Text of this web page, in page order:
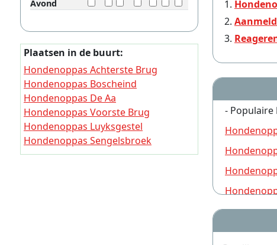
- Populaire
Avond
Plaatsen in de buurt:
Hondenoppas Achterste Brug
Hondenoppas Boscheind
Hondenoppas De Aa
Hondenoppas Voorste Brug
Hondenoppas Luyksgestel
Hondenoppas Sengelsbroek
Hondenoppas Rijt